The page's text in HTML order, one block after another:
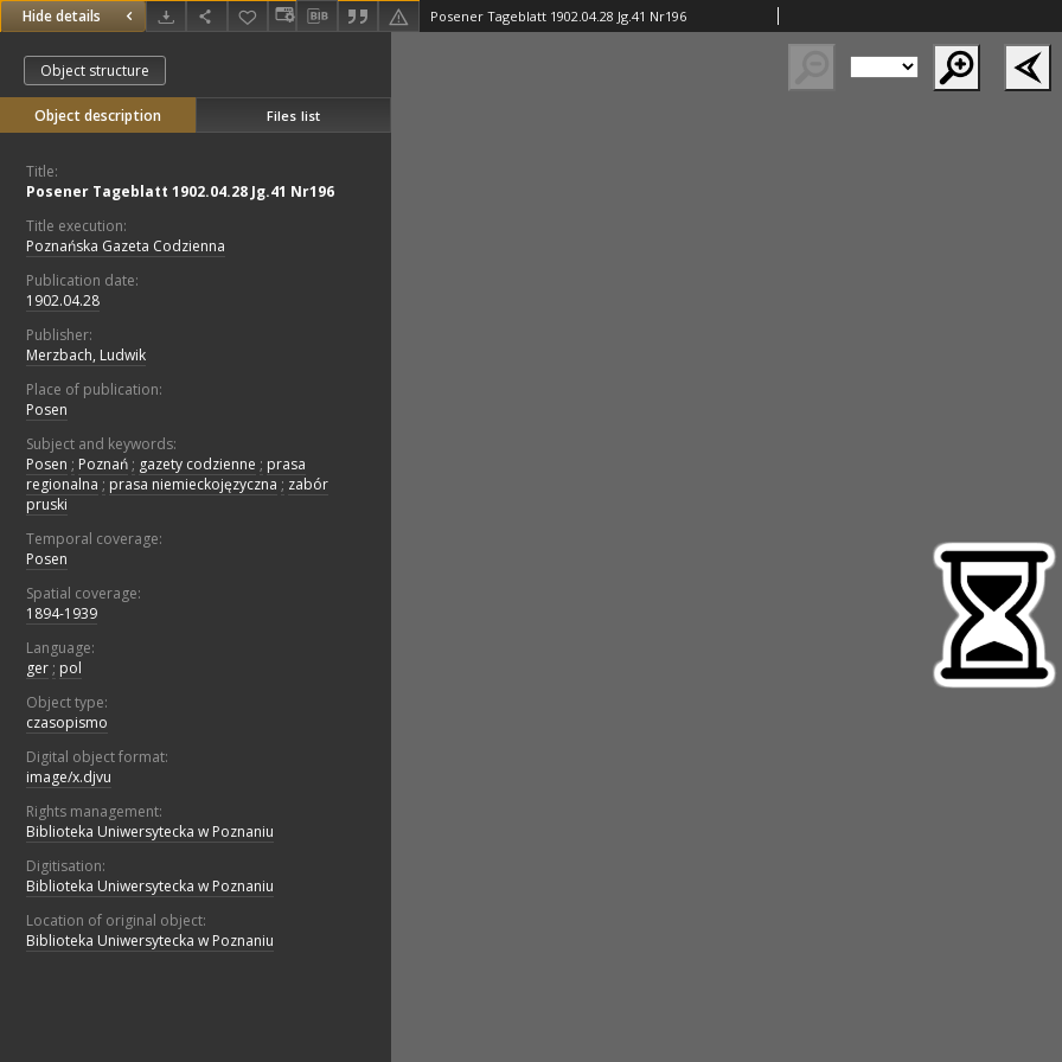
Hide details Posener Tageblatt 1902.04.28 Jg.41 Nr196
Object structure
Object description Files list
Title:
Posener Tageblatt 1902.04.28 Jg.41 Nr196
Title execution:
Poznańska Gazeta Codzienna
Publication date:
1902.04.28
Publisher:
Merzbach, Ludwik
Place of publication:
Posen
Subject and keywords:
Posen ; Poznań ; gazety codzienne ; prasa
regionalna ; prasa niemieckojęzyczna ; zabór
pruski
Temporal coverage:
Posen
Spatial coverage:
1894-1939
Language:
ger ; pol
Object type:
czasopismo
Digital object format:
image/x.djvu
Rights management:
Biblioteka Uniwersytecka w Poznaniu
Digitisation:
Biblioteka Uniwersytecka w Poznaniu
Location of original object:
Biblioteka Uniwersytecka w Poznaniu